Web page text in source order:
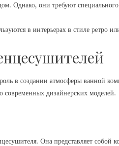
Однако, они требуют специального
в интерьерах в стиле ретро
в создании атмосферы ванной
современных дизайнерских моделей.
Она представляет собой